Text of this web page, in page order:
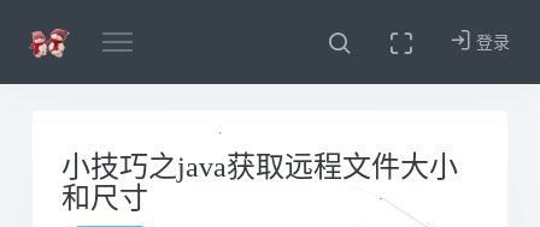
登录
小技巧之java获取远程文件大小
和尺寸